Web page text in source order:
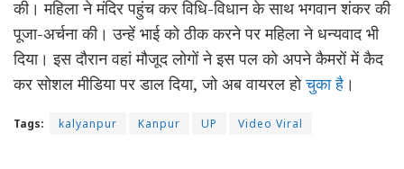
की। महिला ने मंदिर पहुंच कर विधि-विधान के साथ भगवान शंकर की
पूजा-अर्चना की। उन्हें भाई को ठीक करने पर महिला ने धन्यवाद भी
दिया। इस दौरान वहां मौजूद लोगों ने इस पल को अपने कैमरों में कैद
कर सोशल मीडिया पर डाल दिया, ​जो अब वायरल होचुका है ।
Tags: kalyanpur Kanpur UP Video Viral